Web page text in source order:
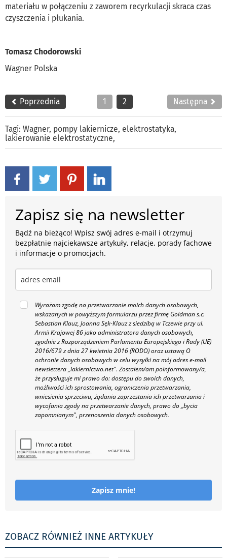
materiału w połączeniu z zaworem recyrkulacji skraca czas
czyszczenia i płukania.
Tomasz Chodorowski
Wagner Polska
Poprzednia 1 2 Następna
Tagi: Wagner, pompy lakiernicze, elektrostatyka,
lakierowanie elektrostatyczne,
Zapisz się na newsletter
Bądź na bieżąco! Wpisz swój adres e-mail i otrzymuj
bezpłatnie najciekawsze artykuły, relacje, porady fachowe
i informacje o promocjach.
Wyrażam zgodę na przetwarzanie moich danych osobowych,
wskazanych w powyższym formularzu przez firmę Goldman s.c.
Sebastian Klauz, Joanna Sęk-Klauz z siedzibą w Tczewie przy ul.
Armii Krajowej 86 jako administratora danych osobowych,
zgodnie z Rozporządzeniem Parlamentu Europejskiego i Rady (UE)
2016/679 z dnia 27 kwietnia 2016 (RODO) oraz ustawą O
ochronie danych osobowych w celu wysyłki na mój adres e-mail
newslettera „lakiernictwo.net". Zostałem/am poinformowany/a,
że przysługuje mi prawo do: dostępu do swoich danych,
możliwości ich sprostowania, ograniczenia przetwarzania,
wniesienia sprzeciwu, żądania zaprzestania ich przetwarzania i
wycofania zgody na przetwarzanie danych, prawo do „bycia
zapomnianym", przenoszenia danych osobowych.
Zapisz mnie!
ZOBACZ RÓWNIEŻ INNE ARTYKUŁY